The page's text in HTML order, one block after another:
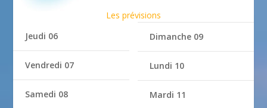
Les prévisions
Jeudi 06
Vendredi 07
Samedi 08
Dimanche 09
Lundi 10
Mardi 11